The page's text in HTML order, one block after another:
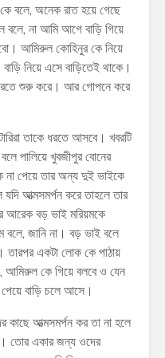
বলে, অনেক রাত হয়ে গেছে
না আমি আগে বাড়ি গিয়ে
আমিরুল কোহিনুর কে নিয়ে
নিয়ে এসে বাড়িতেই থাকে।
শুরু করে। আর গোপনে করে
তাকে ধরতে আসবে। খবরটি
পালিয়ে খুবজীপুর বোনের
না পেয়ে তার অন্য দুই ভাইকে
আত্মসমর্পন করে তাহলে তার
আরেক বড় ভাই মরিয়মকে
বলে, জানি না। বড় ভাই বলে
একটা লোক কে পাঠায়
আমিরুল কে গিয়ে বলবে ও যেন
বাড়ি চলে আসে।
কাছে আত্মসমর্পন কর তা না হলে
তোর একার জন্য ওদের